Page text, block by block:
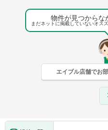
物件が見つからな
まだネットに掲載していないオス
エイブル店舗でお